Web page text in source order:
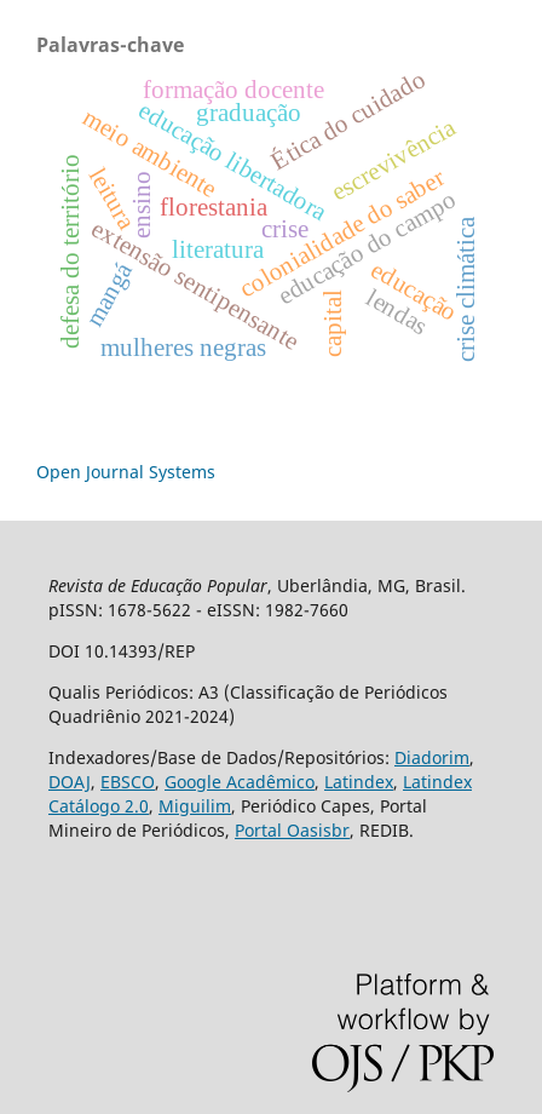
Palavras-chave
extensão sentipensantecolonialidade do saber
educação libertadora
florestania
Ética do cuidado
educação do campo
formação docente
defesa do território crise climática
crise
capital
meio ambiente
ensino
graduação escrevivência
literatura
educação
mulheres negras
mangá
leitura
lendas
Open Journal Systems
Revista de Educação Popular, Uberlândia, MG, Brasil.
pISSN: 1678-5622 - eISSN: 1982-7660
DOI 10.14393/REP
Qualis Periódicos: A3 (Classificação de Periódicos
Quadriênio 2021-2024)
Indexadores/Base de Dados/Repositórios: Diadorim,
DOAJ, EBSCO, Google Acadêmico, Latindex, Latindex
Catálogo 2.0, Miguilim, Periódico Capes, Portal
Mineiro de Periódicos, Portal Oasisbr, REDIB.